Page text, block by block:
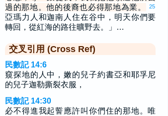
過的那地。他的後裔也必得那地為業。
25
亞瑪力人和迦南人住在谷中，明天你們要
轉回，從紅海的路往曠野去。」…
交叉引用 (Cross Ref)
民數記 14:6
窺探地的人中，嫩的兒子約書亞和耶孚尼
的兒子迦勒撕裂衣服，
民數記 14:30
必不得進我起誓應許叫你們住的那地。唯